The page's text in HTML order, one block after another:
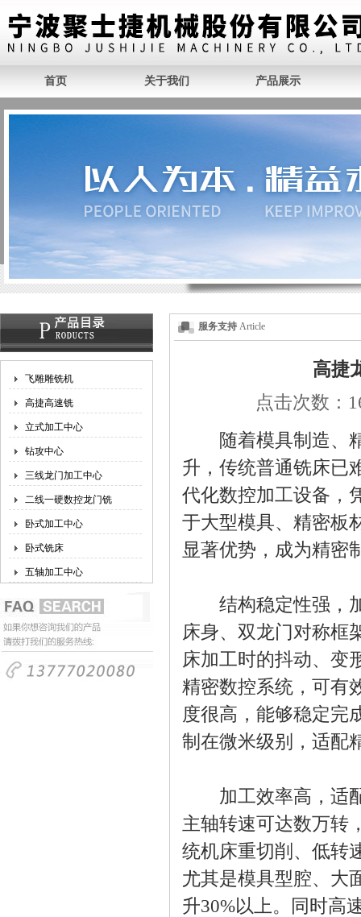
首页 关于我们 产品展示
飞雕雕铣机
高捷高速铣
立式加工中心
钻攻中心
三线龙门加工中心
二线一硬数控龙门铣
卧式加工中心
卧式铣床
五轴加工中心
服务支持 Article
高捷
点击次数：
随着模具制造、精
升，传统普通铣床已
代化数控加工设备，
于大型模具、精密板
显著优势，成为精密
结构稳定性强，加
床身、双龙门对称框
床加工时的抖动、变
精密数控系统，可有
度很高，能够稳定完
制在微米级别，适配
加工效率高，适配
主轴转速可达数万转
统机床重切削、低转
尤其是模具型腔、大
升30%以上。同时高